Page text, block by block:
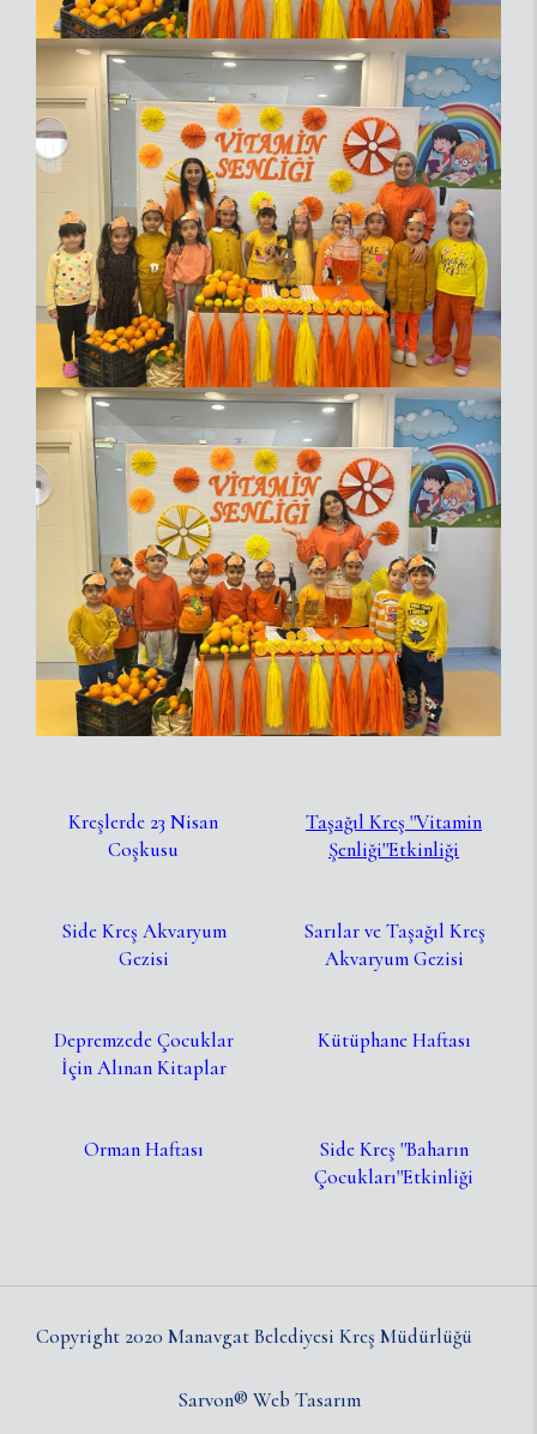
Kreşlerde 23 Nisan
Coşkusu
Taşağıl Kreş ''Vitamin
Şenliği''Etkinliği
Side Kreş Akvaryum
Gezisi
Sarılar ve Taşağıl Kreş
Akvaryum Gezisi
Depremzede Çocuklar
İçin Alınan Kitaplar
Kütüphane Haftası
Orman Haftası
Side Kreş ''Baharın
Çocukları''Etkinliği
Copyright 2020 Manavgat Belediyesi Kreş Müdürlüğü
Sarvon® Web Tasarım